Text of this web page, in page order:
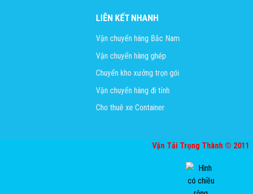
LIÊN KẾT NHANH
Vận chuyển hàng Bắc Nam
Vận chuyển hàng ghép
Chuyển kho xưởng trọn gói
Vận chuyển hàng đi tỉnh
Cho thuê xe Container
Vận Tải Trọng Thành © 2011